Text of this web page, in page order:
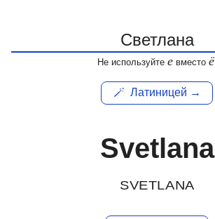
Не используйте евместо ё.
🪄 Латиницей →
Svetlana
SVETLANA